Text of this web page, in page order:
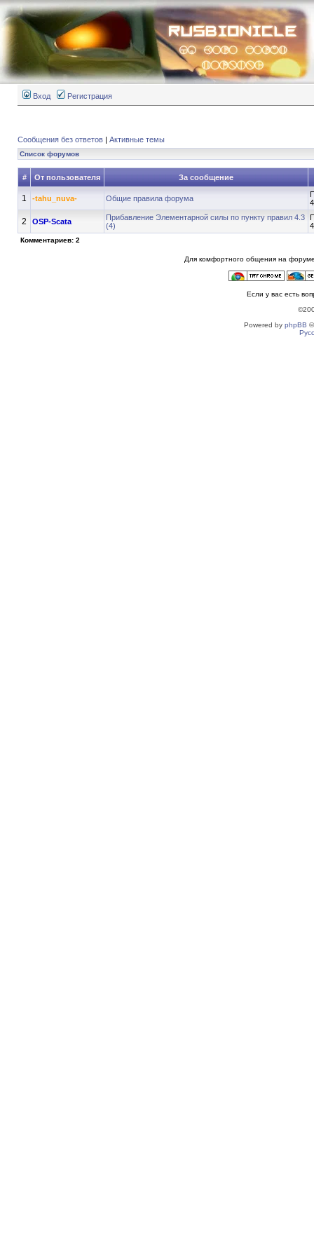
Вход Регистрация
Сообщения без ответов | Активные темы
Список форумов
# От пользователя За сообщение
1 -tahu_nuva- Общие правила форума
2 OSP-Scata
Прибавление Элементарной силы по пункту правил 4.3
(4)
Комментариев: 2
Для комфортного общения на
Если у вас есть
Powered by phpBB